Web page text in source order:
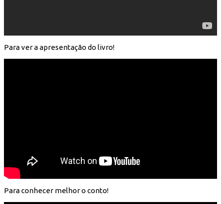
Para ver a apresentação do livro!
Para conhecer melhor o conto!